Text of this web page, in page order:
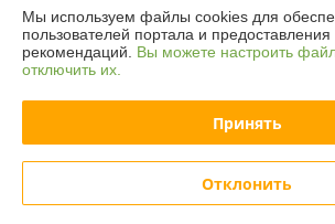
Доставка и оплата
График работы
Политика обработки cookies
Мы используем файлы cookies для
пользователей портала и
рекомендаций. Вы можете настроить
отключить их.
Принять
Отклонить